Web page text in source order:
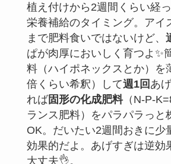
植え付けから2週間くらい経
栄養補給のタイミング。アイ
まで肥料食いではないけど、
ぱが肉厚においしく育つよ✨
料（ハイポネックスとか）を
倍くらい希釈）して週1回 あ
れば固形の化成肥料（N-P-
ランス肥料）をパラパラっと
OK。だいたい2週間おきに少
効果的だよ。あげすぎは逆効
大丈夫👌。